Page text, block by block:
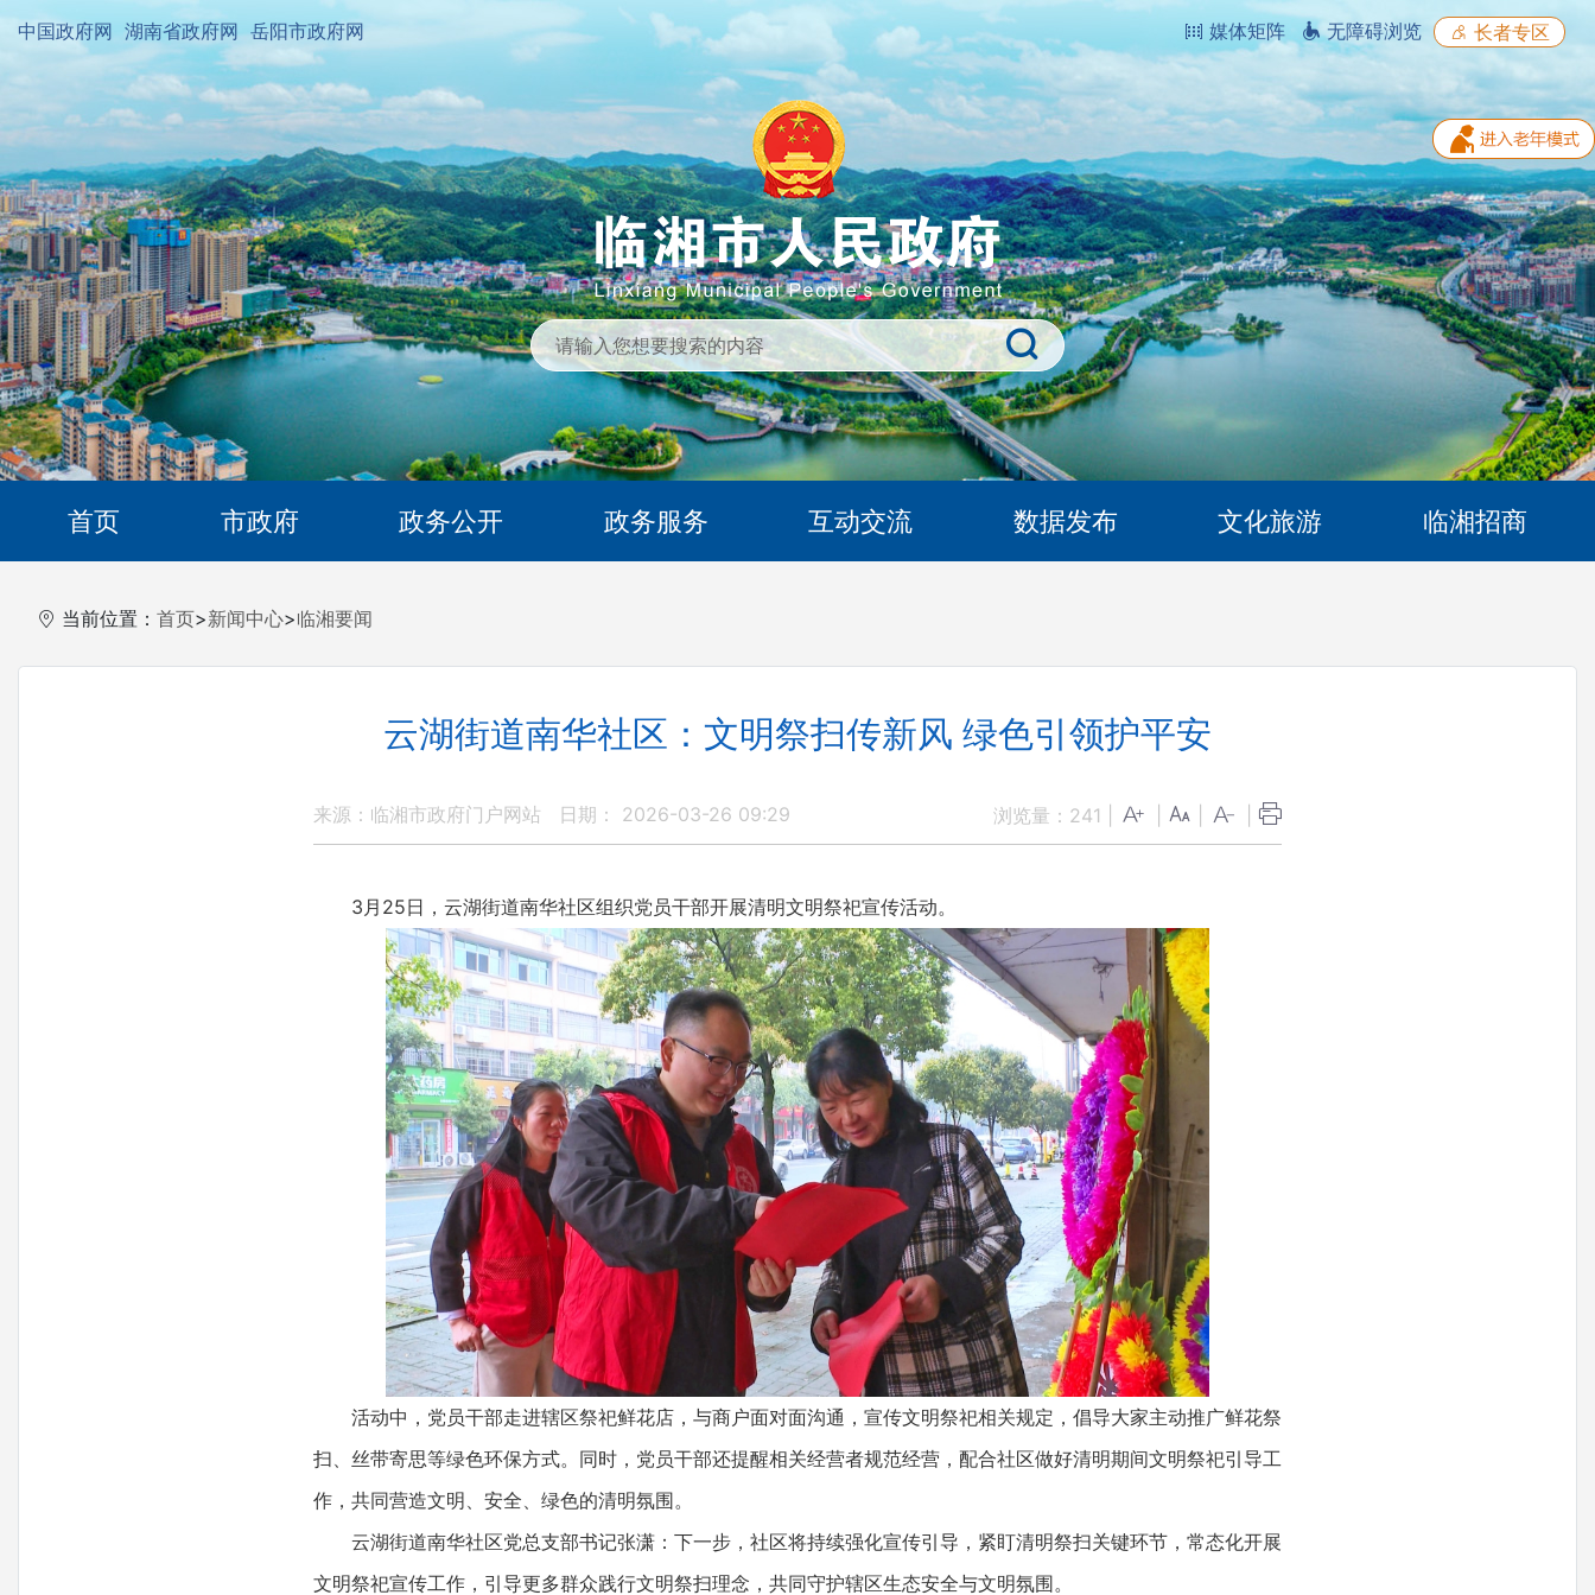
中国政府网 湖南省政府网 岳阳市政府网 媒体矩阵 无障碍浏览 长者专区
首页 市政府 政务公开 政务服务 互动交流 数据发布 文化旅游 临湘招商
当前位置： 首页>新闻中心>临湘要闻
云湖街道南华社区：文明祭扫传新风 绿色引领护平安
来源：临湘市政府门户网站 日期： 2026-03-26 09:29 浏览量： 241
3月25日，云湖街道南华社区组织党员干部开展清明文明祭祀宣传活动。
活动中，党员干部走进辖区祭祀鲜花店，与商户面对面沟通，宣传文明祭祀相关规定，倡导大家主动推广鲜花祭
扫、丝带寄思等绿色环保方式。同时，党员干部还提醒相关经营者规范经营，配合社区做好清明期间文明祭祀引导工
作，共同营造文明、安全、绿色的清明氛围。
云湖街道南华社区党总支部书记张潇：下一步，社区将持续强化宣传引导，紧盯清明祭扫关键环节，常态化开展
文明祭祀宣传工作，引导更多群众践行文明祭扫理念，共同守护辖区生态安全与文明氛围。